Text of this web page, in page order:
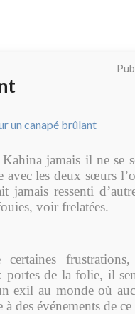
jamais il ne se
avec les deux sœurs
jamais ressenti
voir frelatées.
portes de la folie, il
exil au monde où
des événements de